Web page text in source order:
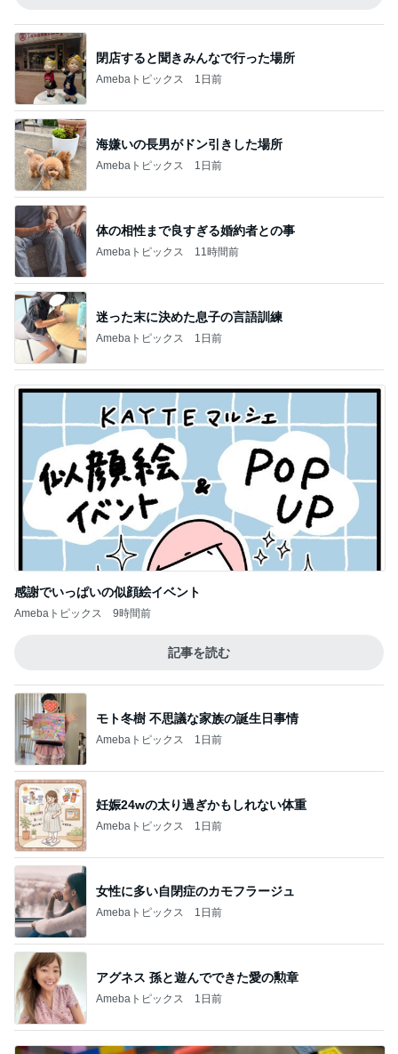
閉店すると聞きみんなで行った場所
Amebaトピックス 1日前
海嫌いの長男がドン引きした場所
Amebaトピックス 1日前
体の相性まで良すぎる婚約者との事
Amebaトピックス 11時間前
迷った末に決めた息子の言語訓練
Amebaトピックス 1日前
感謝でいっぱいの似顔絵イベント
Amebaトピックス 9時間前
記事を読む
モト冬樹 不思議な家族の誕生日事情
Amebaトピックス 1日前
妊娠24wの太り過ぎかもしれない体重
Amebaトピックス 1日前
女性に多い自閉症のカモフラージュ
Amebaトピックス 1日前
アグネス 孫と遊んでできた愛の勲章
Amebaトピックス 1日前